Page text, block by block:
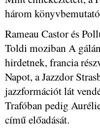
három
Rameau Castor és
Toldi moziban A
hirdetnek, francia
Napot, a Jazzdor
jazzformációt lát
Trafóban pedig
című előadását.